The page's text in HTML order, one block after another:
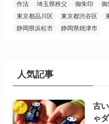
作法 埼玉県秩父 御朱印 御
東京都品川区
東京都渋谷区
静岡県浜松市
静岡県焼津市
人気記事
古
ゃ